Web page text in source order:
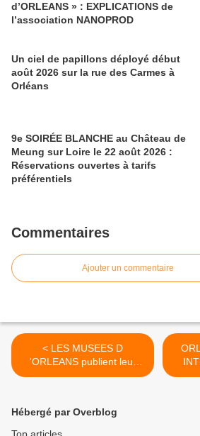
d’ORLEANS » : EXPLICATIONS de
l’association NANOPROD
Un ciel de papillons déployé début
août 2026 sur la rue des Carmes à
Orléans
9e SOIRÉE BLANCHE au Château de
Meung sur Loire le 22 août 2026 :
Réservations ouvertes à tarifs
préférentiels
Commentaires
Ajouter un commentaire
< LES MUSEES D
'ORLEANS publient leur
PROGRAMME D'AVRIL
Hébergé par Overblog